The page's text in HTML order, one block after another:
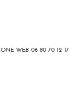
WEB 06 80 70 12 17